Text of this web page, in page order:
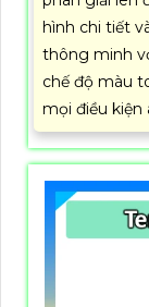
hình chi tiết
thông minh
chế độ màu
mọi điều kiện